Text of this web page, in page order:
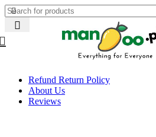
Refund Return Policy
About Us
Reviews